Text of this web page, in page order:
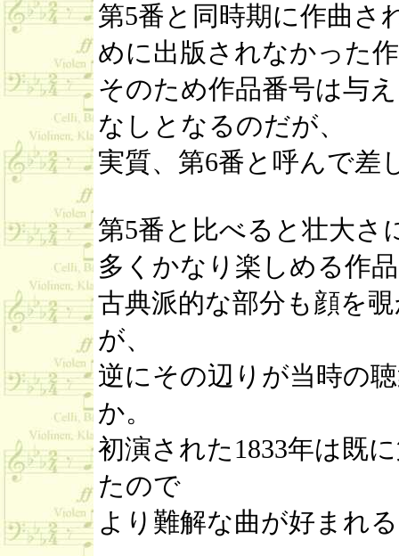
第5番と同時期に作曲さ
めに出版されなかった
そのため作品番号は与
なしとなるのだが、
実質、第6番と呼んで差
第5番と比べると壮大さ
多くかなり楽しめる作
古典派的な部分も顔を
が、
逆にその辺りが当時の
か。
初演された1833年は既
たので
より難解な曲が好まれ